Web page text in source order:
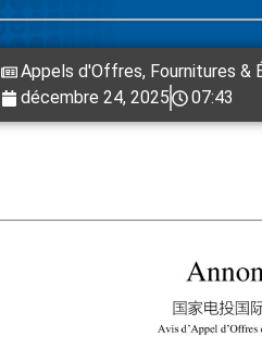
Appels d'Offres, Fournitures &
décembre 24, 2025
07:43